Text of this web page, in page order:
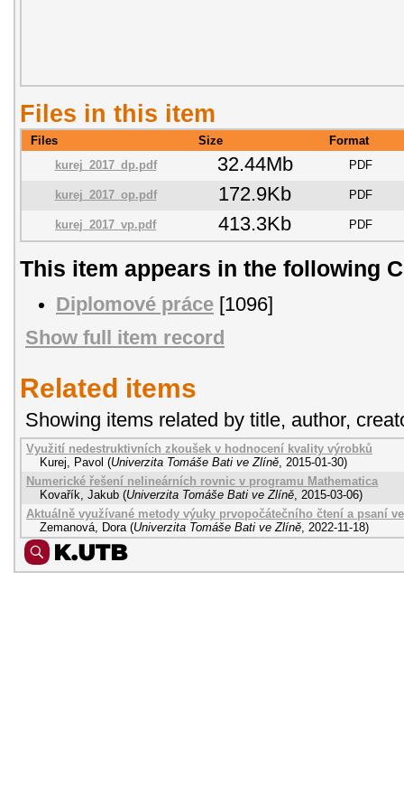
Files in this item
Files Size
Format
kurej_2017_dp.pdf
32.44Mb PDF
kurej_2017_op.pdf 172.9Kb PDF
kurej_2017_vp.pdf 413.3Kb PDF
This item appears in the following
Diplomové práce [1096]
Show full item record
Related items
Showing items related by title, author,
Využití nedestruktivních zkoušek v hodnocení kvality výrobků
Kurej, Pavol (Univerzita Tomáše Bati ve Zlíně, 2015-01-30)
Numerické řešení nelineárních rovnic v programu Mathematica
Kovařík, Jakub (Univerzita Tomáše Bati ve Zlíně, 2015-03-06)
Aktuálně využívané metody výuky prvopočátečního čtení a psaní
Zemanová, Dora (Univerzita Tomáše Bati ve Zlíně, 2022-11-18)